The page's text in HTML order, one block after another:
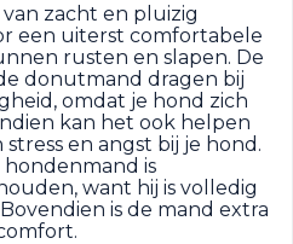
zacht en pluizig
een uiterst comfortabele
rusten en slapen. De
donutmand dragen bij
omdat je hond zich
kan het ook helpen
en angst bij je hond.
is
want hij is volledig
is de mand extra